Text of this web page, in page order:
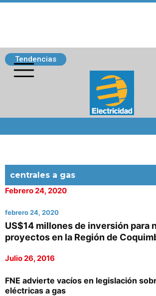
Tendencias
centrales a gas
Febrero 24, 2020
febrero 24, 2020
US$14 millones de inversión para
proyectos en la Región de
Julio 26, 2016
FNE advierte vacíos en legislación
eléctricas a gas